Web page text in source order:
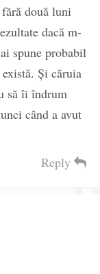
două luni
dacă m-
spune probabil
Și căruia
să îi îndrum
când a avut
Reply